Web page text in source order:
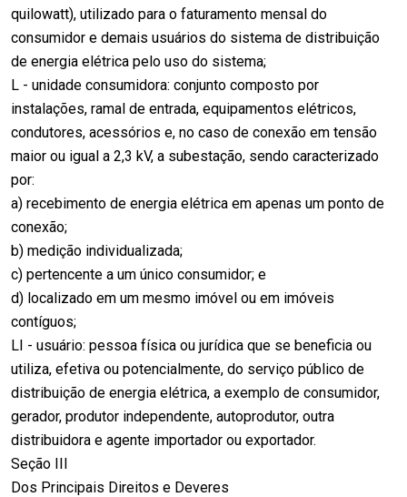
quilowatt), utilizado para o faturamento mensal do
consumidor e demais usuários do sistema de distribuição
de energia elétrica pelo uso do sistema;
L - unidade consumidora: conjunto composto por
instalações, ramal de entrada, equipamentos elétricos,
condutores, acessórios e, no caso de conexão em tensão
maior ou igual a 2,3 kV, a subestação, sendo caracterizado
por:
a) recebimento de energia elétrica em apenas um ponto de
conexão;
b) medição individualizada;
c) pertencente a um único consumidor; e
d) localizado em um mesmo imóvel ou em imóveis
contíguos;
LI - usuário: pessoa física ou jurídica que se beneficia ou
utiliza, efetiva ou potencialmente, do serviço público de
distribuição de energia elétrica, a exemplo de consumidor,
gerador, produtor independente, autoprodutor, outra
distribuidora e agente importador ou exportador.
Seção III
Dos Principais Direitos e Deveres